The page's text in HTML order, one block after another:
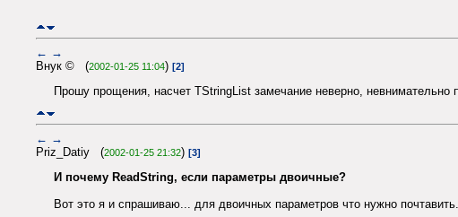
← →
Внук © (2002-01-25 11:04) [2]
Прошу прощения, насчет TStringList замечание неверно, невнимательно
← →
Priz_Datiy (2002-01-25 21:32) [3]
И почему ReadString, если параметры двоичные?
Вот это я и спрашиваю... для двоичных параметров что нужно